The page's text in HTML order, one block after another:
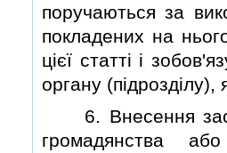
поручаються за
покладених на
цiєї статтi i
органу (пiдроздiлу),
6. Внесення
громадянства